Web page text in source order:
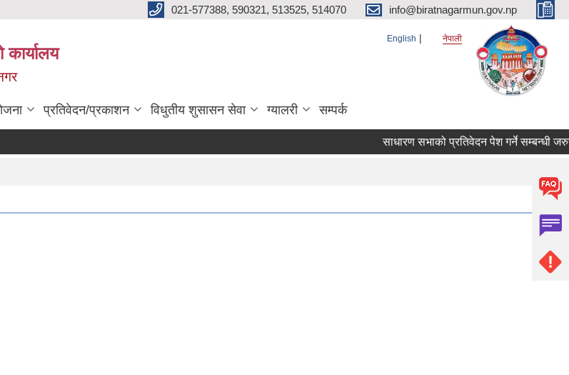
021-577388, 590321, 513525, 514070 info@biratnagarmun.gov.np
कार्यालय
English नेपाली
प्रतिवेदन/प्रकाशन विधुतीय शुसासन सेवा ग्यालरी सम्पर्क
साधारण सभाको प्रतिवेदन पेश गर्ने सम्बन्धी